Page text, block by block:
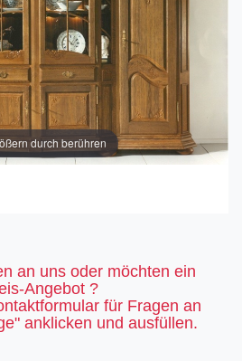
durch berühren
an uns oder möchten ein
Angebot ?
für Fragen an
anklicken und ausfüllen.